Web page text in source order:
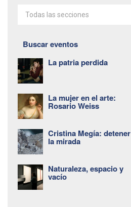
Todas las secciones
Buscar eventos
La patria perdida
La mujer en el arte:
Rosario Weiss
Cristina Megía: detener
la mirada
Naturaleza, espacio y
vacío